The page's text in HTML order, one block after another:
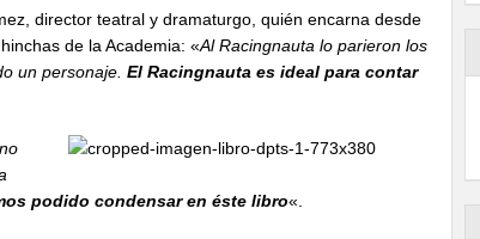
director teatral y dramaturgo, quién encarna desde
de la Academia: «Al Racingnauta lo parieron los
un personaje. El Racingnauta es ideal para contar
, no
podido condensar en éste libro«.